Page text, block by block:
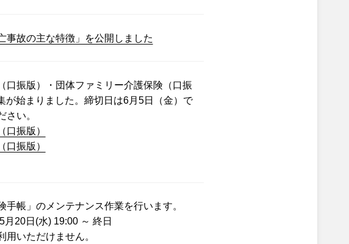
事故の主な特徴」を公開しました
口振版）・団体ファミリー介護保険（口振
が始まりました。締切日は6月5日（金）で
さい。
口振版）
口振版）
帳」のメンテナンス作業を行います。
20日(水) 19:00 ～ 終日
いただけません。